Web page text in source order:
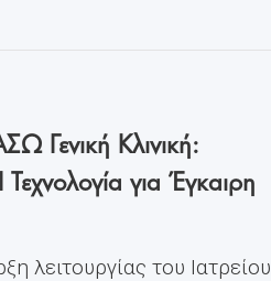
Γενική Κλινική:
για Έγκαιρη
λειτουργίας του Ιατρείου